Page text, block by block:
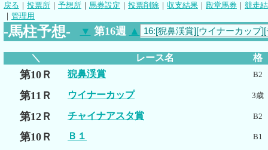
戻る ｜ 投票所 ｜ 予想所 ｜ 馬券設定 ｜ 投票削除 ｜ 収支結果 ｜ 殿堂馬券 ｜ 競走
｜ 管理用
-馬柱予想- ▼ 第16週 ▲
＼ レース名 格
第10Ｒ 猊鼻渓賞 B2
第11Ｒ ウイナーカップ 3歳
第12Ｒ チャイナアスタ賞 B2
第10Ｒ Ｂ１ B1